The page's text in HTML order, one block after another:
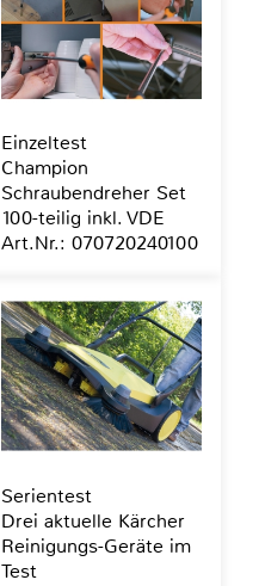
Einzeltest
Champion
Schraubendreher Set
100-teilig inkl. VDE
Art.Nr.: 070720240100
Serientest
Drei aktuelle Kärcher
Reinigungs-Geräte im
Test